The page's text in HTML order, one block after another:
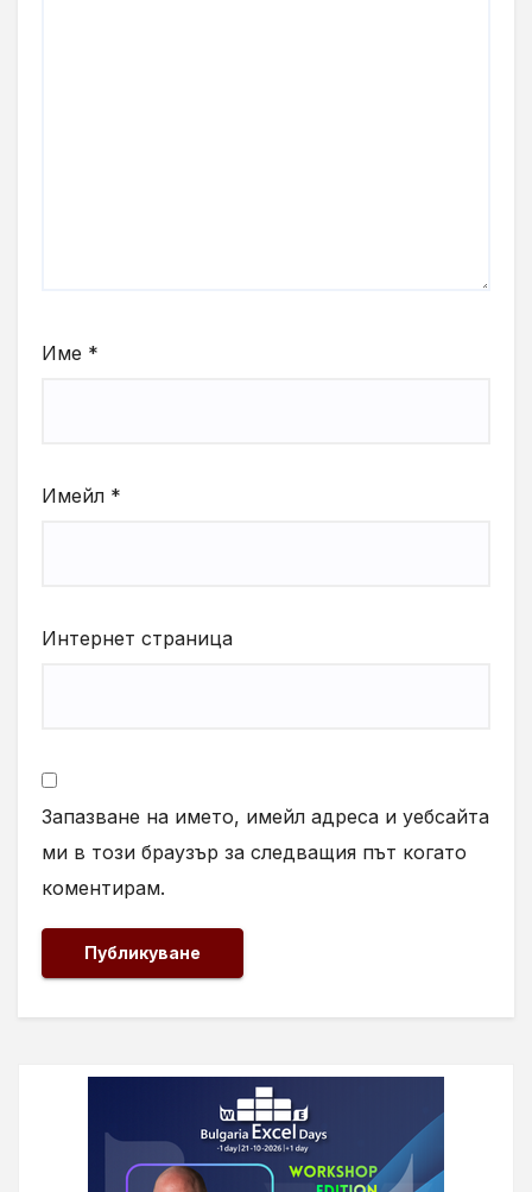
Име *
Имейл *
Интернет страница
Запазване на името, имейл адреса и уебсайта
ми в този браузър за следващия път когато
коментирам.